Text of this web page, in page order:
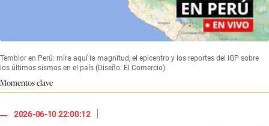
Temblor en Perú: mira aquí la magnitud, el epicentro y los reportes del IGP sobre
los últimos sismos en el país (Diseño: El Comercio).
Momentos clave
2026-06-10 22:00:12
|